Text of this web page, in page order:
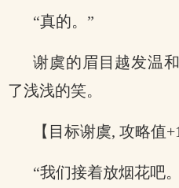
“真的。”
谢虞的眉目越发温
了浅浅的笑。
【目标谢虞, 攻略值
“我们接着放烟花吧